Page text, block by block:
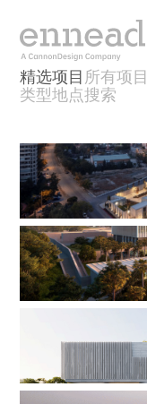
精选项目 所有项目
类型地点搜索